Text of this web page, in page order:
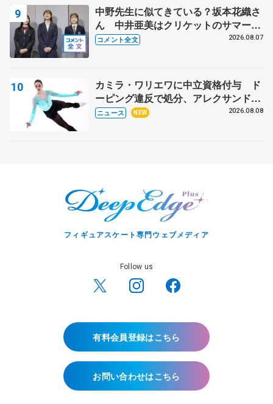
中野先生に似てきている？坂本花織さ
ん 中井亜美はクリケットのサマーキ
ャンプに 島田麻央はたくさん試合に
コメント全文 2026.08.07
カミラ・ワリエワに中立資格付与 ド
ーピング違反で処分、アレクサンド
ラ・イグナトワも
ニュース NEW 2026.08.08
フィギュアスケート専門ウェブメディア
Follow us
有料会員登録はこちら
お問い合わせはこちら